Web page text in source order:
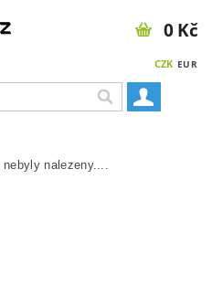
CZK EUR
0 Kč
nebyly nalezeny....